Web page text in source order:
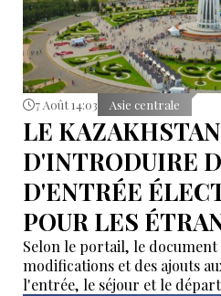
7 Août 14:03 Asie centrale
LE
D'INTRODUIRE
D'ENTRÉE
POUR LES
Selon le portail, le document
modifications et des ajouts
l'entrée, le séjour et le